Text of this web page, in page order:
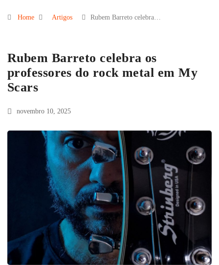
Home Artigos Rubem Barreto celebra…
Rubem Barreto celebra os
professores do rock metal em My
Scars
novembro 10, 2025